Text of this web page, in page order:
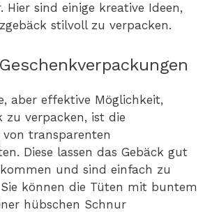
Hier sind einige kreative Ideen,
stilvoll zu verpacken.
aber effektive Möglichkeit,
zu verpacken, ist die
von transparenten
Diese lassen das Gebäck gut
und sind einfach zu
können die Tüten mit buntem
hübschen Schnur